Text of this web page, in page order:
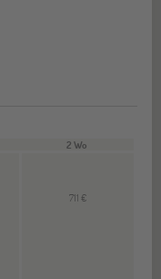
2 Wo
711 €